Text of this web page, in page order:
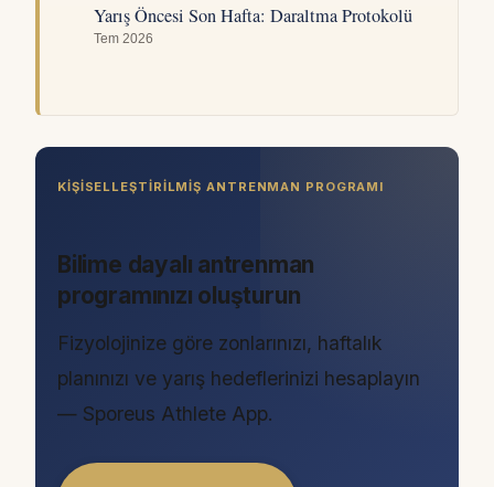
Yarış Öncesi Son Hafta: Daraltma Protokolü
Tem 2026
KIŞISELLEŞTIRILMIŞ ANTRENMAN PROGRAMI
Bilime dayalı antrenman
programınızı oluşturun
Fizyolojinize göre zonlarınızı, haftalık
planınızı ve yarış hedeflerinizi hesaplayın
— Sporeus Athlete App.